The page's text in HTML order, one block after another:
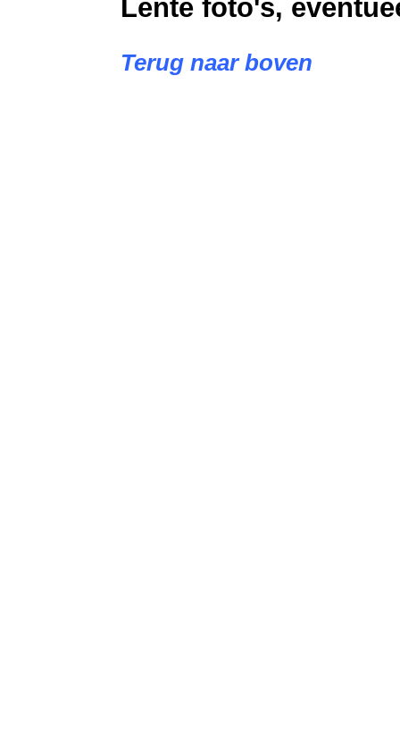
Lente foto's,
Terug naar boven